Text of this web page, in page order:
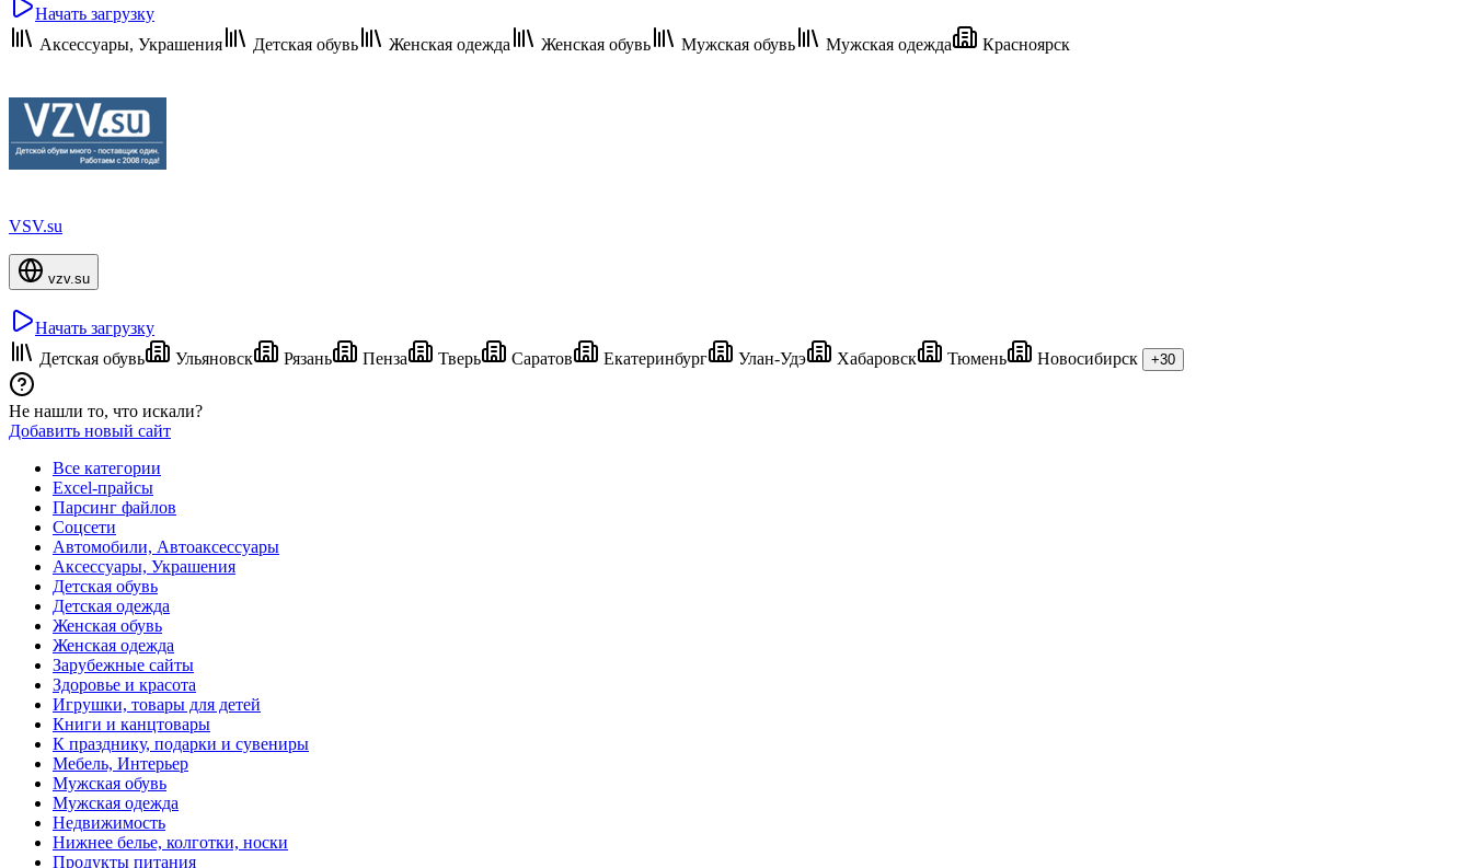
Начать загрузку
Аксессуары, Украшения
Детская обувь Женская одежда Женская обувь Мужская обувь Мужская одежда Красноярск
VSV.su
vzv.su
Начать загрузку
Детская обувь
Ульяновск Рязань Пенза Тверь Саратов Екатеринбург Улан-Удэ Хабаровск Тюмень Новосибирск +30
Не нашли то, что искали?
Добавить новый сайт
Все категории
Excel-прайсы
Парсинг файлов
Соцсети
Автомобили, Автоаксессуары
Аксессуары, Украшения
Детская обувь
Детская одежда
Женская обувь
Женская одежда
Зарубежные сайты
Здоровье и красота
Игрушки, товары для детей
Книги и канцтовары
К празднику, подарки и сувениры
Мебель, Интерьер
Мужская обувь
Мужская одежда
Недвижимость
Нижнее белье, колготки, носки
Продукты питания